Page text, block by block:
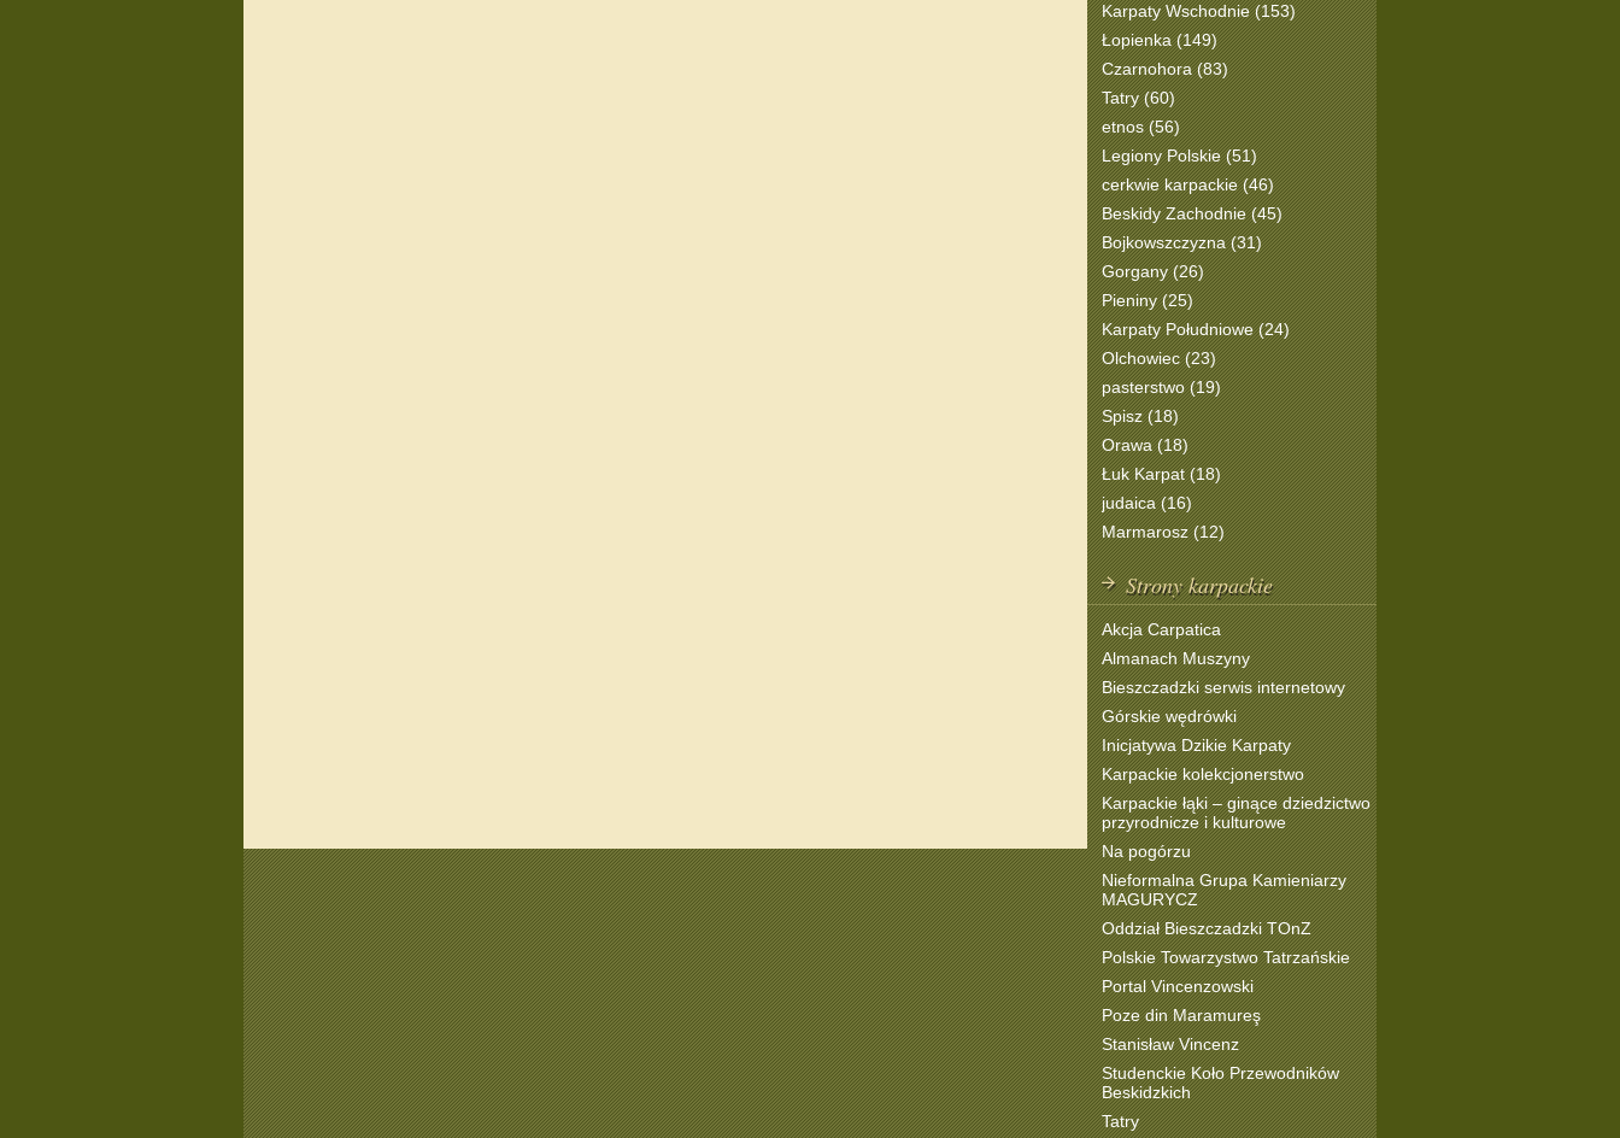
Karpaty Wschodnie (153)
Łopienka (149)
Czarnohora (83)
Tatry (60)
etnos (56)
Legiony Polskie (51)
cerkwie karpackie (46)
Beskidy Zachodnie (45)
Bojkowszczyzna (31)
Gorgany (26)
Pieniny (25)
Karpaty Południowe (24)
Olchowiec (23)
pasterstwo (19)
Spisz (18)
Orawa (18)
Łuk Karpat (18)
judaica (16)
Marmarosz (12)
Strony karpackie
Akcja Carpatica
Almanach Muszyny
Bieszczadzki serwis internetowy
Górskie wędrówki
Inicjatywa Dzikie Karpaty
Karpackie kolekcjonerstwo
Karpackie łąki – ginące dziedzictwo
przyrodnicze i kulturowe
Na pogórzu
Nieformalna Grupa Kamieniarzy
MAGURYCZ
Oddział Bieszczadzki TOnZ
Polskie Towarzystwo Tatrzańskie
Portal Vincenzowski
Poze din Maramureş
Stanisław Vincenz
Studenckie Koło Przewodników
Beskidzkich
Tatry